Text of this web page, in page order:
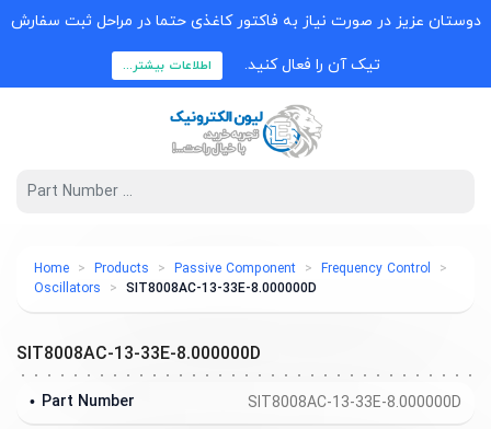
دوستان عزیز در صورت نیاز به فاکتور کاغذی حتما در مراحل ثبت سفارش
تیک آن را فعال کنید. اطلاعات بیشتر...
Home Products Passive Component
Frequency Control
Oscillators
SIT8008AC-13-33E-8.000000D
SIT8008AC-13-33E-8.000000D
SIT8008AC-13-33E-8.000000D
Part Number